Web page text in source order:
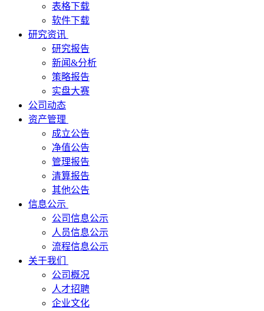
表格下载
软件下载
研究资讯
研究报告
新闻&分析
策略报告
实盘大赛
公司动态
资产管理
成立公告
净值公告
管理报告
清算报告
其他公告
信息公示
公司信息公示
人员信息公示
流程信息公示
关于我们
公司概况
人才招聘
企业文化